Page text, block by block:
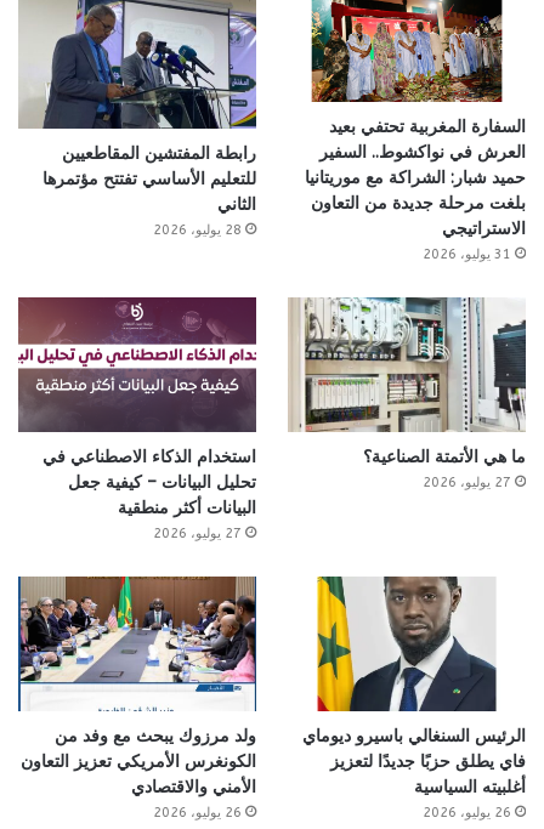
السفارة المغربية تحتفي بعيد
العرش في نواكشوط.. السفير
حميد شبار: الشراكة مع موريتانيا
بلغت مرحلة جديدة من التعاون
الاستراتيجي
31 يوليو، 2026
رابطة المفتشين المقاطعيين
للتعليم الأساسي تفتتح مؤتمرها
الثاني
28 يوليو، 2026
ما هي الأتمتة الصناعية؟
27 يوليو، 2026
استخدام الذكاء الاصطناعي في
تحليل البيانات – كيفية جعل
البيانات أكثر منطقية
27 يوليو، 2026
الرئيس السنغالي باسيرو ديوماي
فاي يطلق حزبًا جديدًا لتعزيز
أغلبيته السياسية
26 يوليو، 2026
ولد مرزوك يبحث مع وفد من
الكونغرس الأمريكي تعزيز التعاون
الأمني والاقتصادي
26 يوليو، 2026